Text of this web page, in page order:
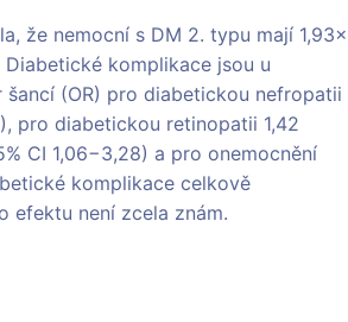
že nemocní s DM 2. typu mají 1,93×
komplikace jsou u
(OR) pro diabetickou nefropatii
pro diabetickou retinopatii 1,42
CI 1,06−3,28) a pro onemocnění
komplikace celkově
efektu není zcela znám.